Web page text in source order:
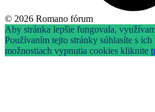
© 2026 Romano fórum
Aby stránka lepšie fungovala,
Používaním tejto stránky súhlasíte s
možnostiach vypnutia cookies kliknite